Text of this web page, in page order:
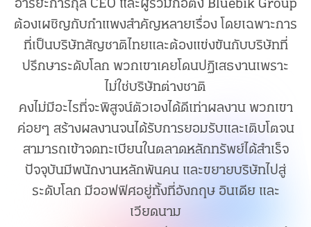
อารยะการกุล CEO และผู้ร่วมก่อตั้ง Bluebik Group
ต้องเผชิญกับกำแพงสำคัญหลายเรื่อง โดยเฉพาะการ
ที่เป็นบริษัทสัญชาติไทยและต้องแข่งขันกับบริษัทที่
ปรึกษาระดับโลก พวกเขาเคยโดนปฏิเสธงานเพราะ
ไม่ใช่บริษัทต่างชาติ
คงไม่มีอะไรที่จะพิสูจน์ตัวเองได้ดีเท่าผลงาน พวกเขา
ค่อยๆ สร้างผลงานจนได้รับการยอมรับและเติบโตจน
สามารถเข้าจดทะเบียนในตลาดหลักทรัพย์ได้สำเร็จ
ปัจจุบันมีพนักงานหลักพันคน และขยายบริษัทไปสู่
ระดับโลก มีออฟฟิศอยู่ทั้งที่อังกฤษ อินเดีย และ
เวียดนาม